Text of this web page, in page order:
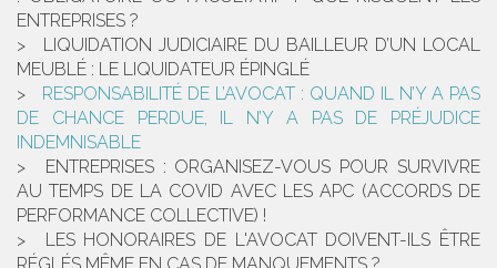
ENTREPRISES ?
LIQUIDATION JUDICIAIRE DU BAILLEUR D’UN LOCAL
MEUBLÉ : LE LIQUIDATEUR ÉPINGLÉ
RESPONSABILITÉ DE L’AVOCAT : QUAND IL N’Y A PAS
DE CHANCE PERDUE, IL N’Y A PAS DE PRÉJUDICE
INDEMNISABLE
ENTREPRISES : ORGANISEZ-VOUS POUR SURVIVRE
AU TEMPS DE LA COVID AVEC LES APC (ACCORDS DE
PERFORMANCE COLLECTIVE) !
LES HONORAIRES DE L'AVOCAT DOIVENT-ILS ÊTRE